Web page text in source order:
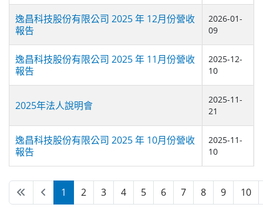
逸昌科技股份有限公司 2025 年 12月份營收
報告
2026-01-
09
逸昌科技股份有限公司 2025 年 11月份營收
報告
2025-12-
10
2025年法人說明會
2025-11-
21
逸昌科技股份有限公司 2025 年 10月份營收
報告
2025-11-
10
第 1 頁 共 16 頁
1 2 3 4 5 6 7 8 9 10